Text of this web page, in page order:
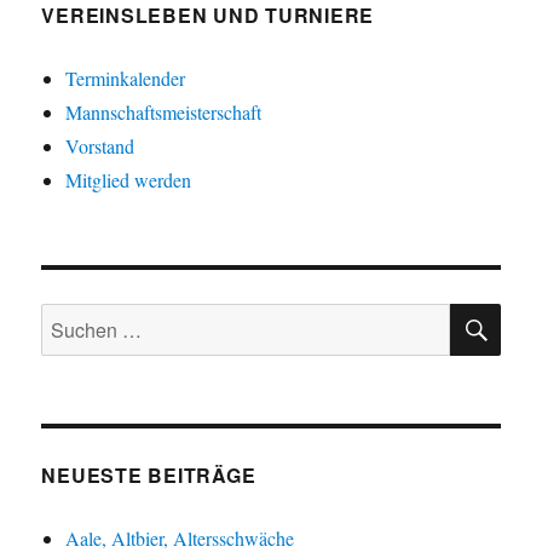
VEREINSLEBEN UND TURNIERE
Terminkalender
Mannschaftsmeisterschaft
Vorstand
Mitglied werden
Suche
nach:
NEUESTE BEITRÄGE
Aale, Altbier, Altersschwäche